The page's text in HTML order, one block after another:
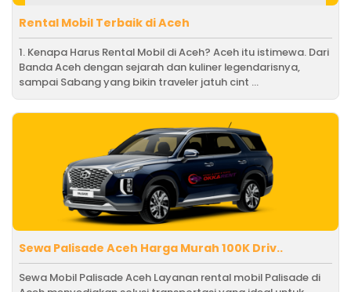
Rental Mobil Terbaik di Aceh
1. Kenapa Harus Rental Mobil di Aceh? Aceh itu istimewa. Dari
Banda Aceh dengan sejarah dan kuliner legendarisnya,
sampai Sabang yang bikin traveler jatuh cint ...
Sewa Palisade Aceh Harga Murah 100K Driv..
Sewa Mobil Palisade Aceh Layanan rental mobil Palisade di